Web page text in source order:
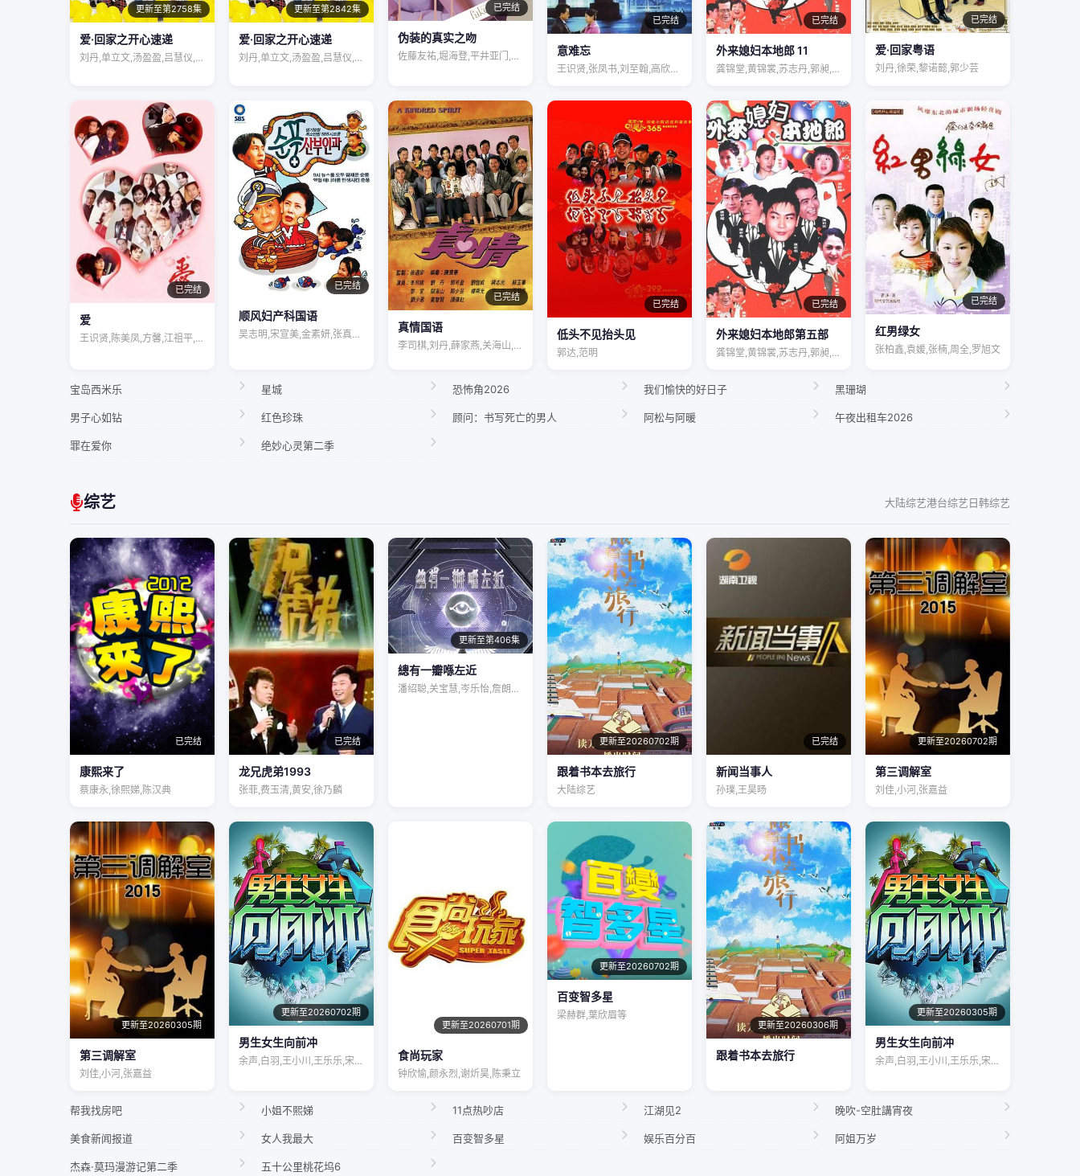
更新至第2758集
爱·回家之开心速递
刘丹,单立文,汤盈盈,吕慧仪,罗乐林,马…
更新至第2842集
爱·回家之开心速递
刘丹,单立文,汤盈盈,吕慧仪,罗乐林,马…
已完结
伪装的真实之吻
佐藤友祐,堀海登,平井亚门,島津見,财津…
已完结
意难忘
王识贤,张凤书,刘至翰,高欣欣,李兴文,…
已完结
外来媳妇本地郎 11
龚锦堂,黄锦裳,苏志丹,郭昶,彭新智,徐…
已完结
爱·回家粤语
刘丹,徐荣,黎诺懿,郭少芸
已完结
爱
王识贤,陈美凤,方馨,江祖平,倪齐民,刘…
已完结
顺风妇产科国语
吴志明,宋宣美,金素妍,张真英,宋慧乔,…
已完结
真情国语
李司棋,刘丹,薛家燕,关海山,蒋志光,苏…
已完结
低头不见抬头见
郭达,范明
已完结
外来媳妇本地郎第五部
龚锦堂,黄锦裳,苏志丹,郭昶,彭新智,徐…
已完结
红男绿女
张柏鑫,袁媛,张楠,周全,罗旭文
宝岛西米乐 星城 恐怖角2026 我们愉快的好日子 黑珊瑚
男子心如钻 红色珍珠 顾问：书写死亡的男人 阿松与阿暖 午夜出租车2026
罪在爱你 绝妙心灵第二季
综艺 大陆综艺港台综艺日韩综艺
已完结
康熙来了
蔡康永,徐熙娣,陈汉典
已完结
龙兄虎弟1993
张菲,费玉清,黄安,徐乃麟
更新至第406集
總有一瓣喺左近
潘绍聪,关宝慧,岑乐怡,詹朗林,王颂茵,…
更新至20260702期
跟着书本去旅行
大陆综艺
已完结
新闻当事人
孙璞,王昊旸
更新至20260702期
第三调解室
刘佳,小河,张嘉益
更新至20260305期
第三调解室
刘佳,小河,张嘉益
更新至20260702期
男生女生向前冲
余声,白羽,王小川,王乐乐,宋秋熠,张亚…
更新至20260701期
食尚玩家
钟欣愉,颜永烈,谢炘昊,陈秉立
更新至20260702期
百变智多星
梁赫群,葉欣眉等
更新至20260306期
跟着书本去旅行
更新至20260305期
男生女生向前冲
余声,白羽,王小川,王乐乐,宋秋熠,张亚…
帮我找房吧 小姐不熙娣 11点热吵店 江湖见2 晚吹-空肚講宵夜
美食新闻报道 女人我最大 百变智多星 娱乐百分百 阿姐万岁
杰森·莫玛漫游记第二季 五十公里桃花坞6